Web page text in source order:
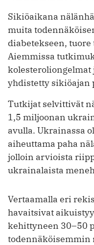
Sikiöaikana
muita
diabetekseen,
Aiemmissa
kolesteroliongelmat
yhdistetty sikiöajan
Tutkijat selvittivät
1,5 miljoonan
avulla. Ukrainassa
aiheuttama paha
jolloin arvioista
ukrainalaista
Vertaamalla eri
havaitsivat
kehittyneen 30–50
todennäköisemmin